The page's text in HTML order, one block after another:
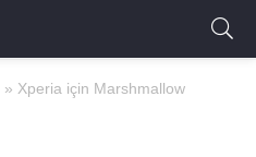
» Xperia için Marshmallow